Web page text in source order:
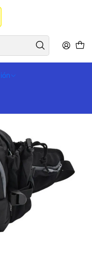
a $ 400.000
Geo